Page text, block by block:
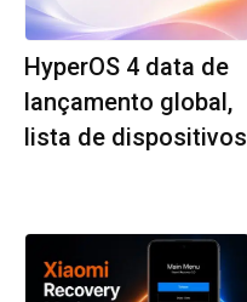
HyperOS 4 data de
lançamento global,
lista de dispositivos